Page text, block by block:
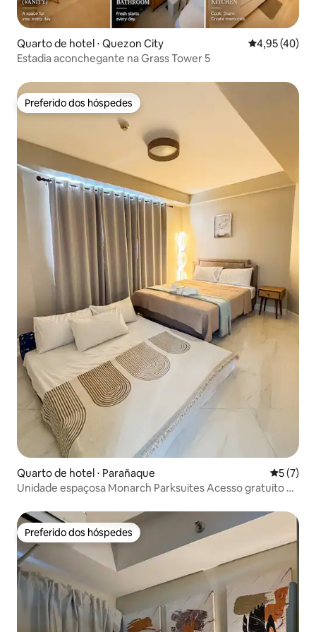
Quarto de hotel ⋅ Quezon City 4,95 de uma
4,95 (40)
Estadia aconchegante na Grass Tower 5
Preferido dos hóspedes
Preferido dos hóspedes
Quarto de hotel ⋅ Parañaque 5 de
5 (7)
Unidade espaçosa Monarch Parksuites Acesso gratuito à
Preferido dos hóspedes
Preferido dos hóspedes